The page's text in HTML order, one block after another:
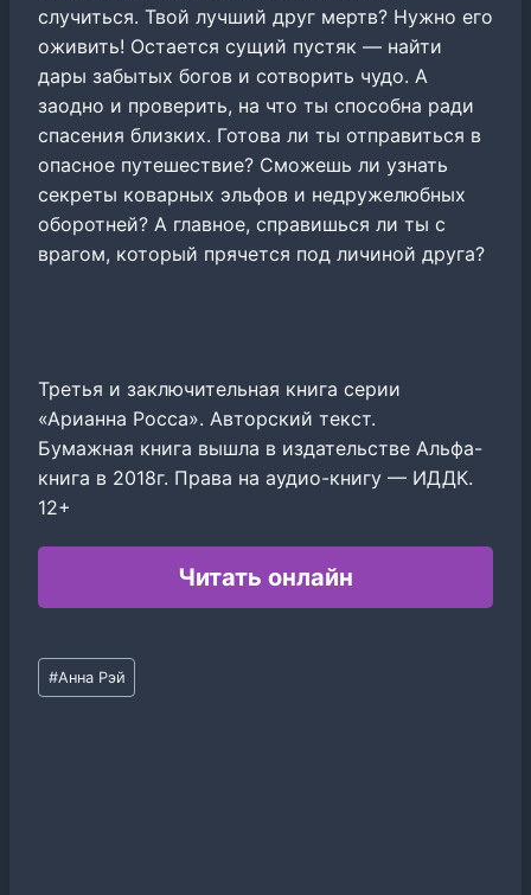
случиться. Твой лучший друг мертв? Нужно его
оживить! Остается сущий пустяк — найти
дары забытых богов и сотворить чудо. А
заодно и проверить, на что ты способна ради
спасения близких. Готова ли ты отправиться в
опасное путешествие? Сможешь ли узнать
секреты коварных эльфов и недружелюбных
оборотней? А главное, справишься ли ты с
врагом, который прячется под личиной друга?
Третья и заключительная книга серии
«Арианна Росса». Авторский текст.
Бумажная книга вышла в издательстве Альфа-
книга в 2018г. Права на аудио-книгу — ИДДК.
12+
Читать онлайн
Метки
записи:
#Анна Рэй